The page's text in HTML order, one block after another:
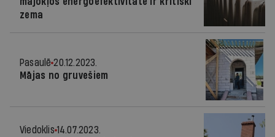
zema
Pasaulē 20.12.2023.
Mājas no gruvešiem
Viedoklis 14.07.2023.